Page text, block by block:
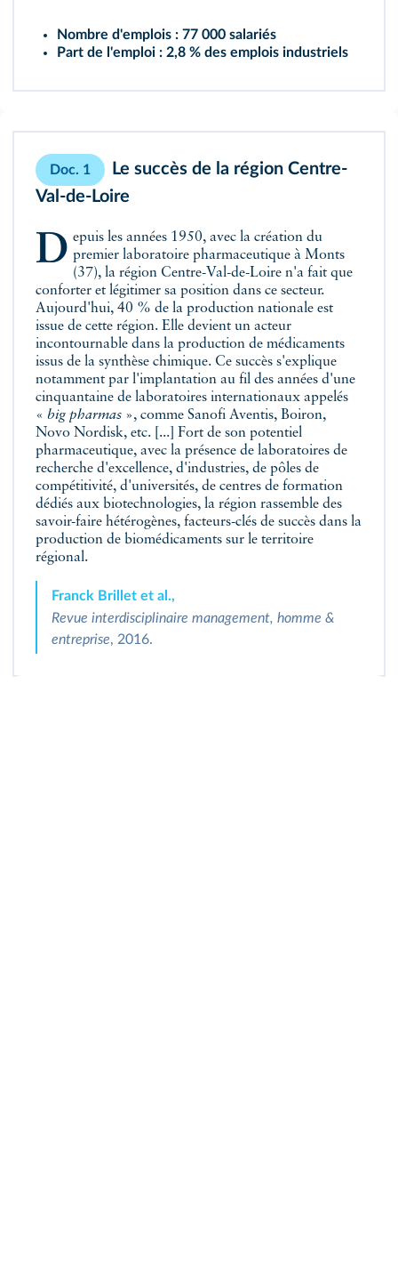
Nombre d'emplois : 77 000 salariés
Part de l'emploi : 2,8 % des emplois industriels
Doc. 1
Le succès de la région Centre-
Val-de-Loire
Depuis les années 1950, avec la création du premier laboratoire pharmaceutique à Monts
(37), la région Centre-Val-de-Loire n'a fait que
conforter et légitimer sa position dans ce secteur.
Aujourd'hui, 40 % de la production nationale est
issue de cette région. Elle devient un acteur
incontournable dans la production de médicaments
issus de la synthèse chimique. Ce succès s'explique
notamment par l'implantation au fil des années d'une
cinquantaine de laboratoires internationaux appelés
« big pharmas », comme Sanofi Aventis, Boiron,
Novo Nordisk, etc. [...] Fort de son potentiel
pharmaceutique, avec la présence de laboratoires de
recherche d'excellence, d'industries, de pôles de
compétitivité, d'universités, de centres de formation
dédiés aux biotechnologies, la région rassemble des
savoir-faire hétérogènes, facteurs-clés de succès dans la
production de biomédicaments sur le territoire
régional.
Franck Brillet et al.,
Revue interdisciplinaire management, homme &
entreprise, 2016.